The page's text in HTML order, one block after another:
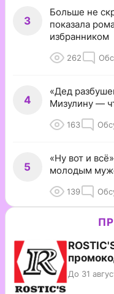
3
Больше не
показала
избранником
262
4
«Дед
Мизулину —
163
5
«Ну вот и
молодым
139
До 31